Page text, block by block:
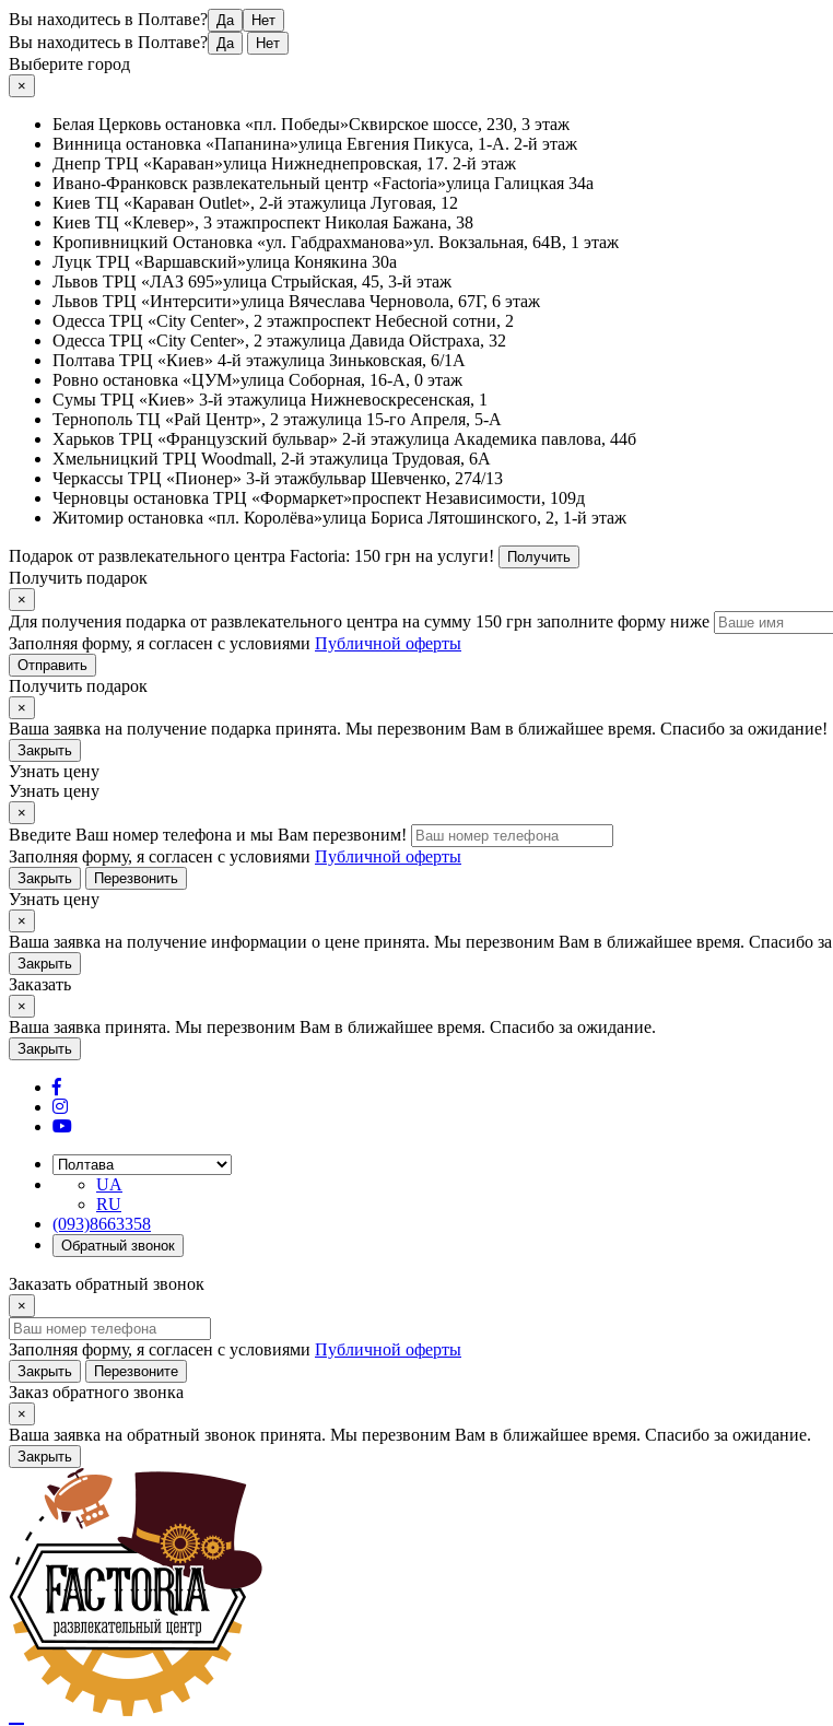
Вы находитесь в Полтаве? Да Нет
Вы находитесь в Полтаве? Да Нет
Выберите город
×
Белая Церковь остановка «пл. Победы»Сквирское шоссе, 230, 3 этаж
Винница остановка «Папанина»улица Евгения Пикуса, 1-А. 2-й этаж
Днепр ТРЦ «Караван»улица Нижнеднепровская, 17. 2-й этаж
Ивано-Франковск развлекательный центр «Factoria»улица Галицкая 34а
Киев ТЦ «Караван Outlet», 2-й этажулица Луговая, 12
Киев ТЦ «Клевер», 3 этажпроспект Николая Бажана, 38
Кропивницкий Остановка «ул. Габдрахманова»ул. Вокзальная, 64В, 1 этаж
Луцк ТРЦ «Варшавский»улица Конякина 30а
Львов ТРЦ «ЛАЗ 695»улица Стрыйская, 45, 3-й этаж
Львов ТРЦ «Интерсити»улица Вячеслава Черновола, 67Г, 6 этаж
Одесса ТРЦ «City Center», 2 этажпроспект Небесной сотни, 2
Одесса ТРЦ «City Center», 2 этажулица Давида Ойстраха, 32
Полтава ТРЦ «Киев» 4-й этажулица Зиньковская, 6/1А
Ровно остановка «ЦУМ»улица Соборная, 16-А, 0 этаж
Сумы ТРЦ «Киев» 3-й этажулица Нижневоскресенская, 1
Тернополь ТЦ «Рай Центр», 2 этажулица 15-го Апреля, 5-А
Харьков ТРЦ «Французский бульвар» 2-й этажулица Академика павлова, 44б
Хмельницкий ТРЦ Woodmall, 2-й этажулица Трудовая, 6А
Черкассы ТРЦ «Пионер» 3-й этажбульвар Шевченко, 274/13
Черновцы остановка ТРЦ «Формаркет»проспект Независимости, 109д
Житомир остановка «пл. Королёва»улица Бориса Лятошинского, 2, 1-й этаж
Подарок от развлекательного центра Factoria: 150 грн на услуги! Получить
Получить подарок
×
Для получения подарка от развлекательного центра на сумму 150 грн заполните форму ниже
Заполняя форму, я согласен с условиями Публичной оферты
Отправить
Получить подарок
×
Ваша заявка на получение подарка принята. Мы перезвоним Вам в ближайшее время. Спасибо за ожидание!
Закрыть
Узнать цену
Узнать цену
×
Введите Ваш номер телефона и мы Вам перезвоним!
Заполняя форму, я согласен с условиями Публичной оферты
Закрыть Перезвонить
Узнать цену
×
Ваша заявка на получение информации о цене принята. Мы перезвоним Вам в ближайшее время. Спасибо
Закрыть
Заказать
×
Ваша заявка принята. Мы перезвоним Вам в ближайшее время. Спасибо за ожидание.
Закрыть
UA
RU
(093)8663358
Обратный звонок
Заказать обратный звонок
×
Заполняя форму, я согласен с условиями Публичной оферты
Закрыть Перезвоните
Заказ обратного звонка
×
Ваша заявка на обратный звонок принята. Мы перезвоним Вам в ближайшее время. Спасибо за ожидание.
Закрыть